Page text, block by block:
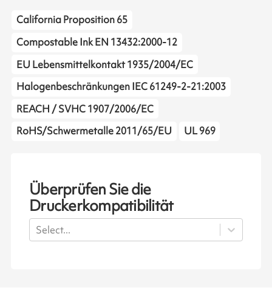
California Proposition 65
Compostable Ink EN 13432:2000-12
EU Lebensmittelkontakt 1935/2004/EC
Halogenbeschränkungen IEC 61249-2-21:2003
REACH / SVHC 1907/2006/EC
RoHS/Schwermetalle 2011/65/EU
UL 969
Überprüfen Sie die
Druckerkompatibilität
Select...